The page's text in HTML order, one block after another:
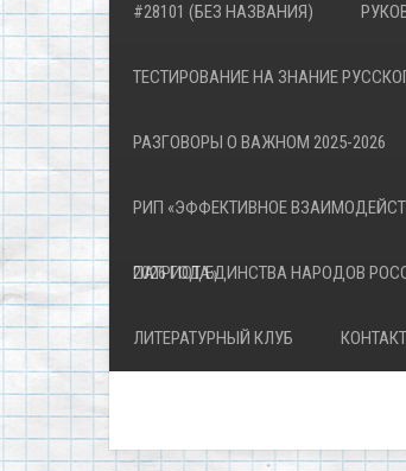
#28101 (БЕЗ НАЗВАНИЯ)
ТЕСТИРОВАНИЕ НА ЗНАНИЕ
РАЗГОВОРЫ О ВАЖНОМ 2025-2026
РИП «ЭФФЕКТИВНОЕ
ПАТРИОТА»
2026 ГОД ЕДИНСТВА НАРОДОВ
ЛИТЕРАТУРНЫЙ КЛУБ